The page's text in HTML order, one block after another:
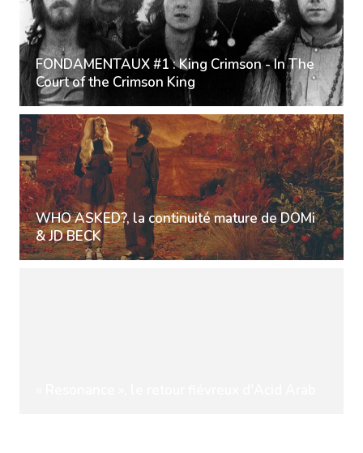
FONDAMENTAUX #1 : King Crimson - In The
Court of the Crimson King
WHO ASKED?, la continuité mature de DOMi
& JD BECK